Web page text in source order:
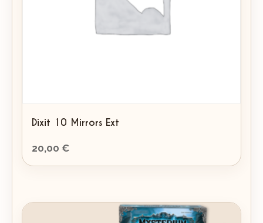
Dixit 10 Mirrors Ext
20,00 €